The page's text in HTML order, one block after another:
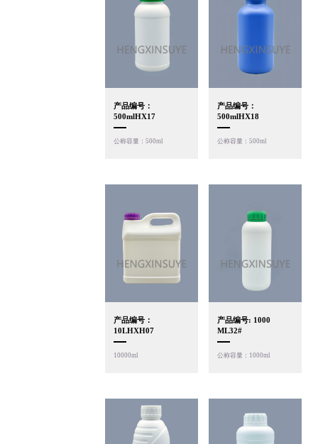
产品编号：
500mlHX17
公称容量：500ml
产品编号：
500mlHX18
公称容量：500ml
产品编号：
10LHXH07
10000ml
产品编号: 1000
ML32#
公称容量：1000ml